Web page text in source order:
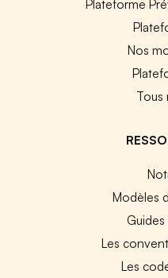
Plateforme
Nos
Tous
Modèles
Guides
Les
Les